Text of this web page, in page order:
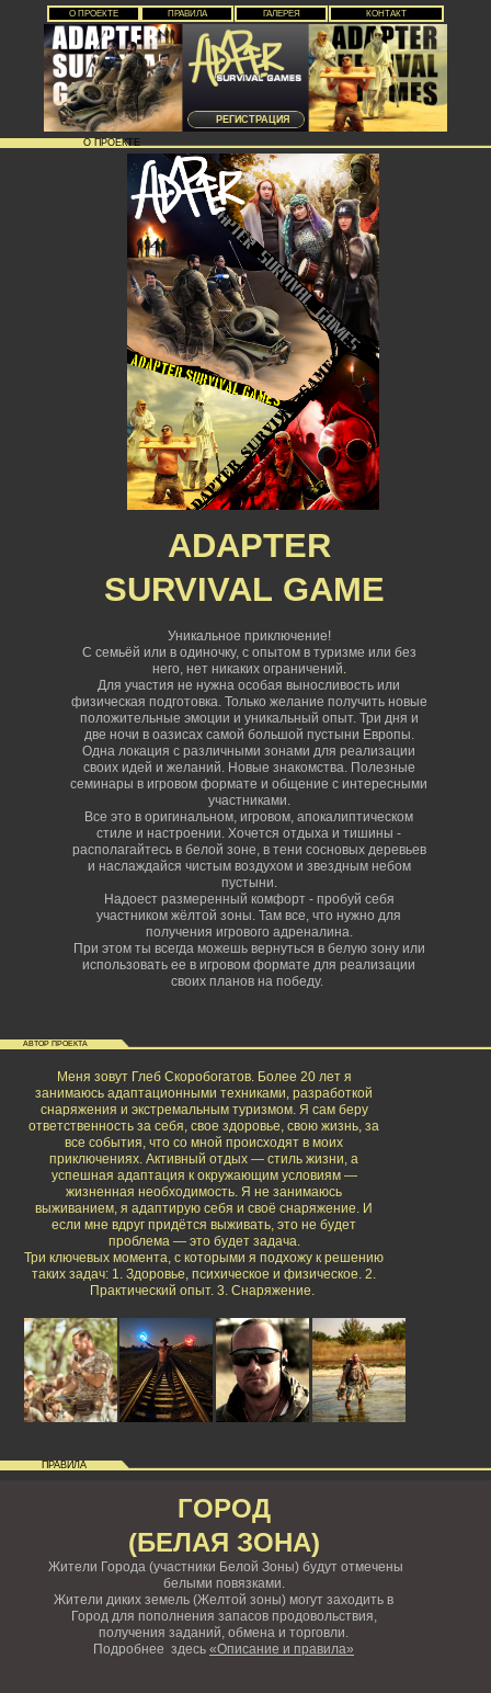
О ПРОЕКТЕ ПРАВИЛА ГАЛЕРЕЯ КОНТАКТ
РЕГИСТРАЦИЯ
О ПРОЕКТЕ
ADAPTER
SURVIVAL GAME
Уникальное приключение!
С семьёй или в одиночку, с опытом в туризме или без
него, нет никаких ограничений.
Для участия не нужна особая выносливость или
физическая подготовка. Только желание получить новые
положительные эмоции и уникальный опыт. Три дня и
две ночи в оазисах самой большой пустыни Европы.
Одна локация с различными зонами для реализации
своих идей и желаний. Новые знакомства. Полезные
семинары в игровом формате и общение с интересными
участниками.
Все это в оригинальном, игровом, апокалиптическом
стиле и настроении. Хочется отдыха и тишины -
располагайтесь в белой зоне, в тени сосновых деревьев
и наслаждайся чистым воздухом и звездным небом
пустыни.
Надоест размеренный комфорт - пробуй себя
участником жёлтой зоны. Там все, что нужно для
получения игрового адреналина.
При этом ты всегда можешь вернуться в белую зону или
использовать ее в игровом формате для реализации
своих планов на победу.
АВТОР ПРОЕКТА
Меня зовут Глеб Скоробогатов. Более 20 лет я
занимаюсь адаптационными техниками, разработкой
снаряжения и экстремальным туризмом. Я сам беру
ответственность за себя, свое здоровье, свою жизнь, за
все события, что со мной происходят в моих
приключениях. Активный отдых — стиль жизни, а
успешная адаптация к окружающим условиям —
жизненная необходимость. Я не занимаюсь
выживанием, я адаптирую себя и своё снаряжение. И
если мне вдруг придётся выживать, это не будет
проблема — это будет задача.
Три ключевых момента, с которыми я подхожу к решению
таких задач: 1. Здоровье, психическое и физическое. 2.
Практический опыт. 3. Снаряжение.
ПРАВИЛА
ГОРОД
(БЕЛАЯ ЗОНА)
Жители Города (участники Белой Зоны) будут отмечены
белыми повязками.
Жители диких земель (Желтой зоны) могут заходить в
Город для пополнения запасов продовольствия,
получения заданий, обмена и торговли.
Подробнее здесь «Описание и правила»